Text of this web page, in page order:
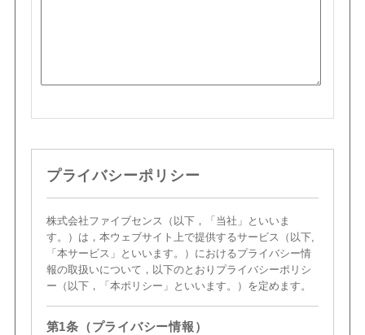
プライバシーポリシー
株式会社ファイブセンス（以下，「当社」といいま
す。）は，本ウェブサイト上で提供するサービス（以下,
「本サービス」といいます。）におけるプライバシー情
報の取扱いについて，以下のとおりプライバシーポリシ
ー（以下，「本ポリシー」といいます。）を定めます。
第1条（プライバシー情報）